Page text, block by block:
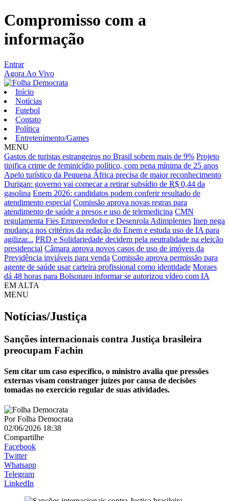
Compromisso com a
informação
Entrar
Agora Ao Vivo
Início
Notícias
Futebol
Contato
Política
Entretenimento/Games
MENU
Gastos de turistas estrangeiros no Brasil sobem mais de 9% Projeto
tipifica crime de feminicídio político, com pena mínima de 25 anos
Apelo turístico da Pequena África precisa de maior reconhecimento
Durigan: governo vai começar a retirar subsídio de R$ 0,44 da
gasolina Enem 2026: candidatos podem conferir resultado de
atendimento especial Comissão aprova novas regras para
atendimento de saúde a presos e uso de telemedicina CMN
regulamenta Fies Empreendedor e Desenrola Adimplentes Inep nega
mudança nos critérios da redação do Enem e estuda uso de IA para
agilizar... PRD e Solidariedade decidem pela neutralidade na eleição
presidencial Câmara aprova novos casos de uso de imóveis da
Previdência inviáveis para venda Comissão aprova permissão para
agente de saúde usar carteira profissional como identidade Moraes
dá 48 horas para Bolsonaro informar se autorizou vídeo com IA
EM ALTA
MENU
Notícias/Justiça
Sanções internacionais contra Justiça brasileira
preocupam Fachin
Sem citar um caso específico, o ministro avalia que pressões
externas visam constranger juízes por causa de decisões
tomadas no exercício regular de suas atividades.
PorFolha Democrata
02/06/2026 18:38
Compartilhe
Facebook
Twitter
Whatsapp
Telegram
LinkedIn